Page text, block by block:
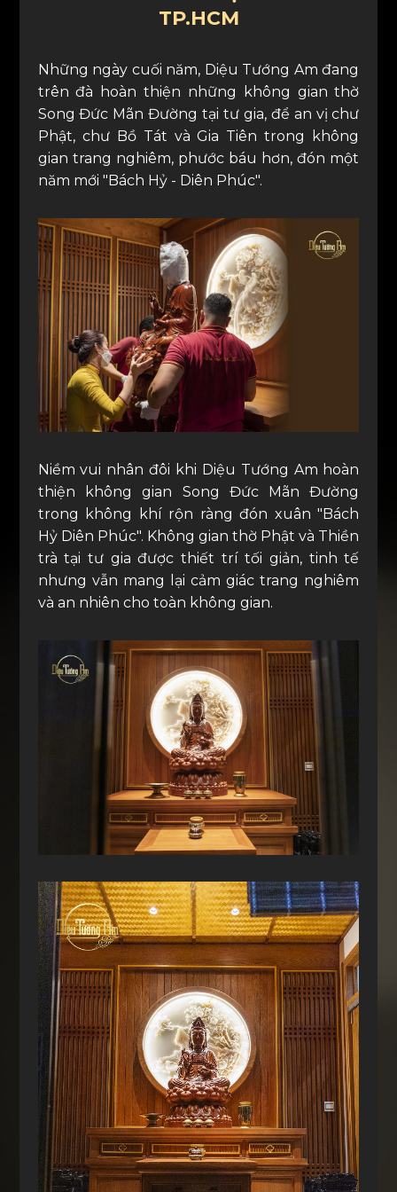
TP.HCM
Những ngày cuối năm, Diệu Tướng Am đang
trên đà hoàn thiện những không gian thờ
Song Đức Mãn Đường tại tư gia, để an vị chư
Phật, chư Bồ Tát và Gia Tiên trong không
gian trang nghiêm, phước báu hơn, đón một
năm mới "Bách Hỷ - Diên Phúc".
Niềm vui nhân đôi khi Diệu Tướng Am hoàn
thiện không gian Song Đức Mãn Đường
trong không khí rộn ràng đón xuân "Bách
Hỷ Diên Phúc". Không gian thờ Phật và Thiền
trà tại tư gia được thiết trí tối giản, tinh tế
nhưng vẫn mang lại cảm giác trang nghiêm
và an nhiên cho toàn không gian.